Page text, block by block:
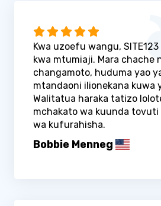
Kwa uzoefu wangu,
kwa mtumiaji. Mara chache
changamoto, huduma yao
mtandaoni ilionekana kuwa
Walitatua haraka tatizo
mchakato wa kuunda tovuti
wa kufurahisha.
Bobbie Menneg